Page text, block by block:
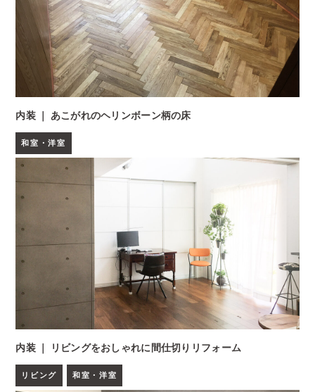
内装 ｜ あこがれのヘリンボーン柄の床
和室・洋室
内装 ｜ リビングをおしゃれに間仕切りリフォーム
リビング 和室・洋室